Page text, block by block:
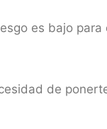
es bajo
de